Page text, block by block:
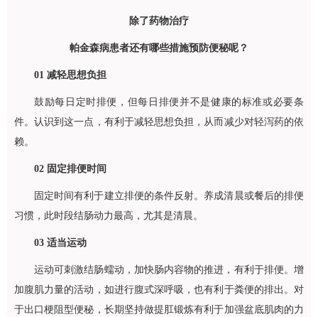
除了药物治疗
帕金森病患者还有哪些措施预防便秘呢？
01 减轻思想负担
鼓励每日定时排便，但每日排便并不是健康的标准或必要条
件。认识到这一点，有利于减轻思想负担，从而减少对轻泻药的依
赖。
02 固定排便时间
固定时间有利于建立排便的条件反射。养成清晨或餐后的排便
习惯，此时段结肠动力最高，尤其是清晨。
03 适当运动
运动可刺激结肠蠕动，加快肠内容物的推进，有利于排便。增
加腹肌力量的活动，如进行腹式深呼吸，也有利于粪便的排出。对
于出口梗阻型便秘，长期坚持做提肛锻炼有利于加强盆底肌肉的力